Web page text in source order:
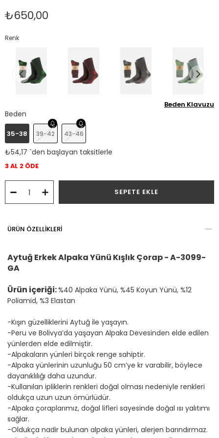
₺650,00
Renk
Beden Klavuzu
Beden
35-38 39-42 43-46
₺54,17 `den başlayan taksitlerle
3 AL 2 ÖDE
ÜRÜN ÖZELLIKLERI
Aytuğ Erkek Alpaka Yünü Kışlık Çorap - A-3099-
GA
Ürün içeriği:%40 Alpaka Yünü, %45 Koyun Yünü, %12
Poliamid, %3 Elastan
-Kışın güzelliklerini Aytuğ ile yaşayın.
-Peru ve Bolivya’da yaşayan Alpaka Devesinden elde edilen
yünlerden elde edilmiştir.
-Alpakaların yünleri birçok renge sahiptir.
-Alpaka yünlerinin uzunluğu 50 cm’ye kr varabilir, böylece
dayanıklılığı daha uzundur.
-Kullanılan ipliklerin renkleri doğal olması nedeniyle renkleri
oldukça uzun uzun ömürlüdür.
-Alpaka çoraplarımız, doğal lifleri sayesinde doğal ısı yalıtımı
sağlar.
-Oldukça nadir bulunan alpaka yünleri, alerjen barındırmaz.